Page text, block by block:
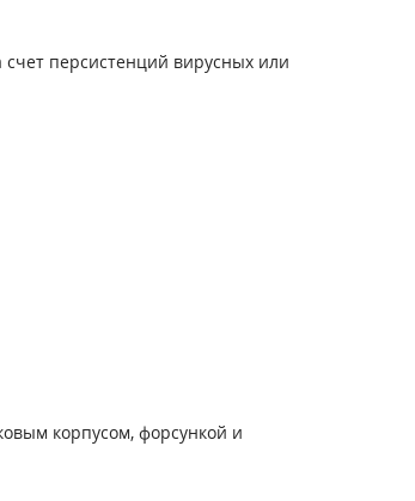
счет персистенций вирусных или
корпусом, форсункой и